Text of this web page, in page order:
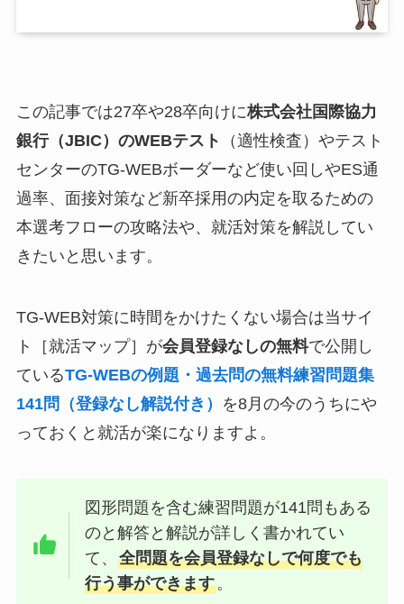
この記事では27卒や28卒向けに株式会社国際協力
銀行（JBIC） のWEBテスト
（適性検査）やテスト
センターのTG-WEBボーダーなど使い回しやES通
過率、面接対策など新卒採用の内定を取るための
本選考フローの攻略法や、就活対策を解説してい
きたいと思います。
TG-WEB対策に時間をかけたくない場合は当サイ
ト［就活マップ］が会員登録なしの無料で公開し
ているTG-WEBの例題・過去問の無料練習問題集
141問（登録なし解説付き）
を8月の今のうちにや
っておくと就活が楽になりますよ。
図形問題を含む練習問題が141問もある
のと解答と解説が詳しく書かれてい
て、全問題を会員登録なしで何度でも
行う事ができます。